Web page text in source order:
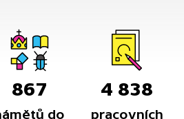
867
do
4 838
pracovních